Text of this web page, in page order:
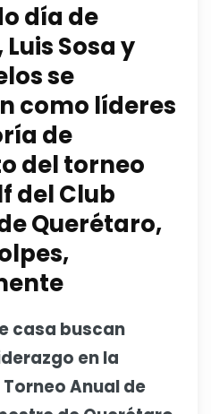
día de
Sosa y
se
como líderes
de
del torneo
del Club
Querétaro,
casa buscan
en la
Anual de